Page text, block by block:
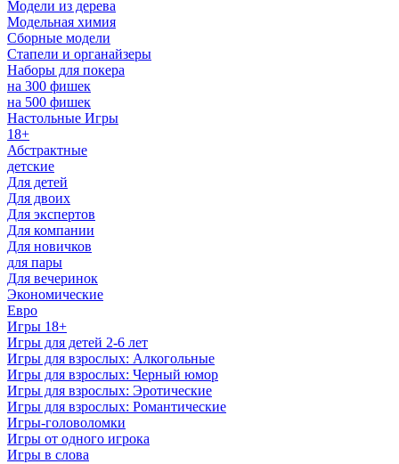
Модели из дерева
Модельная химия
Сборные модели
Стапели и органайзеры
Наборы для покера
на 300 фишек
на 500 фишек
Настольные Игры
18+
Абстрактные
детские
Для детей
Для двоих
Для экспертов
Для компании
Для новичков
для пары
Для вечеринок
Экономические
Евро
Игры 18+
Игры для детей 2-6 лет
Игры для взрослых: Алкогольные
Игры для взрослых: Черный юмор
Игры для взрослых: Эротические
Игры для взрослых: Романтические
Игры-головоломки
Игры от одного игрока
Игры в слова